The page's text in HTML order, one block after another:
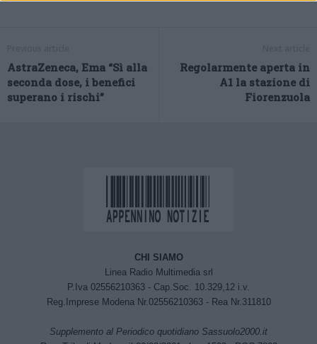
AstraZeneca, Ema “Sì alla
seconda dose, i benefici
superano i rischi”
Regolarmente aperta in
A1 la stazione di
Fiorenzuola
CHI SIAMO
Linea Radio Multimedia srl
P.Iva 02556210363 - Cap.Soc. 10.329,12 i.v.
Reg.Imprese Modena Nr.02556210363 - Rea Nr.311810
Supplemento al Periodico quotidiano Sassuolo2000.it